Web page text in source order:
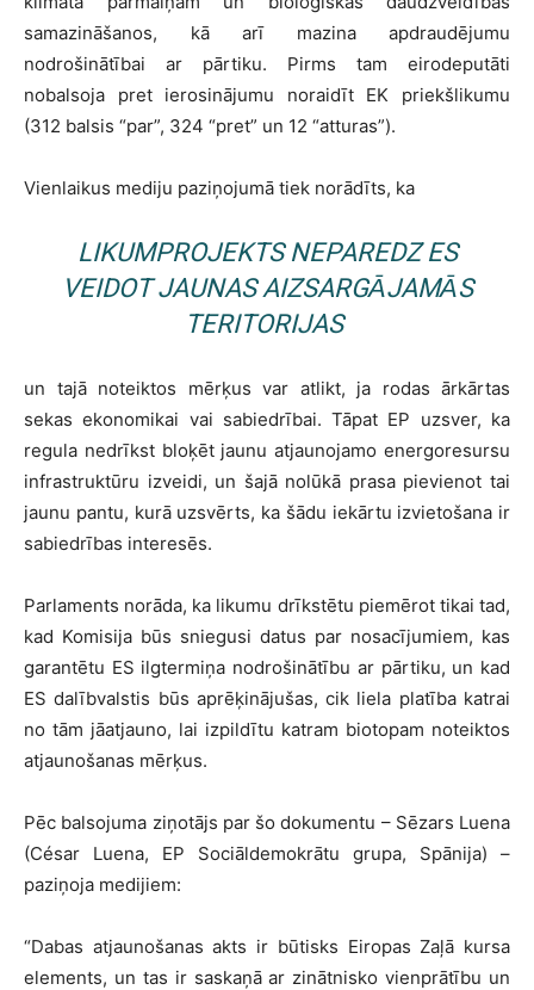
samazināšanos, kā arī mazina apdraudējumu
nodrošinātībai ar pārtiku. Pirms tam eirodeputāti
nobalsoja pret ierosinājumu noraidīt EK priekšlikumu
(312 balsis “par”, 324 “pret” un 12 “atturas”).
Vienlaikus mediju paziņojumā tiek norādīts, ka
LIKUMPROJEKTS NEPAREDZ ES
VEIDOT JAUNAS AIZSARGĀJAMĀS
TERITORIJAS
un tajā noteiktos mērķus var atlikt, ja rodas ārkārtas
sekas ekonomikai vai sabiedrībai. Tāpat EP uzsver, ka
regula nedrīkst bloķēt jaunu atjaunojamo energoresursu
infrastruktūru izveidi, un šajā nolūkā prasa pievienot tai
jaunu pantu, kurā uzsvērts, ka šādu iekārtu izvietošana ir
sabiedrības interesēs.
Parlaments norāda, ka likumu drīkstētu piemērot tikai tad,
kad Komisija būs sniegusi datus par nosacījumiem, kas
garantētu ES ilgtermiņa nodrošinātību ar pārtiku, un kad
ES dalībvalstis būs aprēķinājušas, cik liela platība katrai
no tām jāatjauno, lai izpildītu katram biotopam noteiktos
atjaunošanas mērķus.
Pēc balsojuma ziņotājs par šo dokumentu – Sēzars Luena
(César Luena, EP Sociāldemokrātu grupa, Spānija) –
paziņoja medijiem:
“Dabas atjaunošanas akts ir būtisks Eiropas Zaļā kursa
elements, un tas ir saskaņā ar zinātnisko vienprātību un